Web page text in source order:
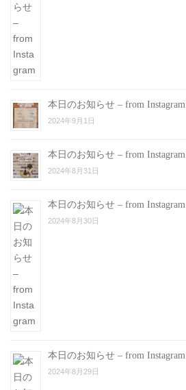
本日のお知らせ – from Instagram
2024年9月1日
本日のお知らせ – from Instagram
2024年8月31日
本日のお知らせ – from Instagram
2024年8月30日
本日のお知らせ – from Instagram
2024年8月29日